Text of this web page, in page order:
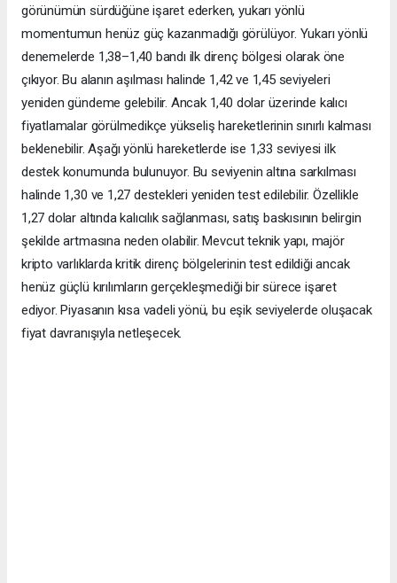
görünümün sürdüğüne işaret ederken, yukarı yönlü
momentumun henüz güç kazanmadığı görülüyor. Yukarı yönlü
denemelerde 1,38–1,40 bandı ilk direnç bölgesi olarak öne
çıkıyor. Bu alanın aşılması halinde 1,42 ve 1,45 seviyeleri
yeniden gündeme gelebilir. Ancak 1,40 dolar üzerinde kalıcı
fiyatlamalar görülmedikçe yükseliş hareketlerinin sınırlı kalması
beklenebilir. Aşağı yönlü hareketlerde ise 1,33 seviyesi ilk
destek konumunda bulunuyor. Bu seviyenin altına sarkılması
halinde 1,30 ve 1,27 destekleri yeniden test edilebilir. Özellikle
1,27 dolar altında kalıcılık sağlanması, satış baskısının belirgin
şekilde artmasına neden olabilir. Mevcut teknik yapı, majör
kripto varlıklarda kritik direnç bölgelerinin test edildiği ancak
henüz güçlü kırılımların gerçekleşmediği bir sürece işaret
ediyor. Piyasanın kısa vadeli yönü, bu eşik seviyelerde oluşacak
fiyat davranışıyla netleşecek.